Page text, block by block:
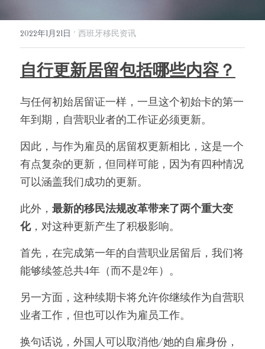
2022年1月21日 · 西班牙移民资讯
自行更新居留包括哪些内容？
与任何初始居留证一样，一旦这个初始卡的第一
年到期，自营职业者的工作证必须更新。
因此，与作为雇员的居留权更新相比，这是一个
有点复杂的更新，但同样可能，因为有四种情况
可以涵盖我们成功的更新。
此外， 最新的移民法规改革带来了两个重大变
化，对这种更新产生了积极影响。
首先，在完成第一年的自营职业居留后，我们将
能够续签总共4年（而不是2年）。
另一方面，这种续期卡将允许你继续作为自营职
业者工作，但也可以作为雇员工作。
换句话说，外国人可以取消他/她的自雇身份，